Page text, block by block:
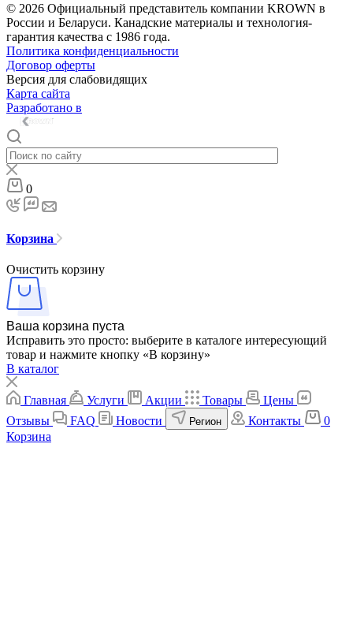
© 2026 Официальный представитель компании KROWN в
России и Беларуси. Канадские материалы и технология-
гарантия качества с 1986 года.
Политика конфиденциальности
Договор оферты
Версия для слабовидящих
Карта сайта
Разработано в
0
Корзина
Очистить корзину
Ваша корзина пуста
Исправить это просто: выберите в каталоге интересующий
товар и нажмите кнопку «В корзину»
В каталог
Главная Услуги Акции Товары
Цены
Отзывы
FAQ Новости Регион Контакты
0
Корзина